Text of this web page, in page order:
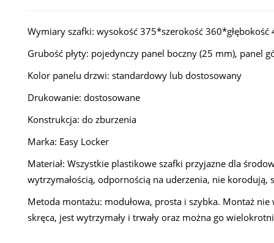
Wymiary szafki: wysokość 375*szerokość
Grubość płyty: pojedynczy panel boczny (25 mm),
Kolor panelu drzwi: standardowy lub dostosowany
Drukowanie: dostosowane
Konstrukcja: do zburzenia
Marka: Easy Locker
Materiał: Wszystkie plastikowe szafki przyjazne dla
wytrzymałością, odpornością na uderzenia, nie
Metoda montażu: modułowa, prosta i szybka. Montaż
skręca, jest wytrzymały i trwały oraz można go